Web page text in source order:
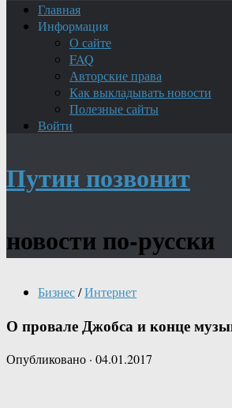
Главная
Информация
О сайте
FAQ
Авторские права
Как выкладывать новости
Полезные сайты
Войти
Путин позвонит
новости по-русски
Бизнес/Интернет
О провале Джобса и конце
Опубликовано · 04.01.2017